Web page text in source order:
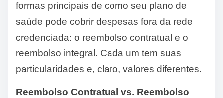
formas principais de como seu plano de
saúde pode cobrir despesas fora da rede
credenciada: o reembolso contratual e o
reembolso integral. Cada um tem suas
particularidades e, claro, valores diferentes.
Reembolso Contratual vs. Reembolso